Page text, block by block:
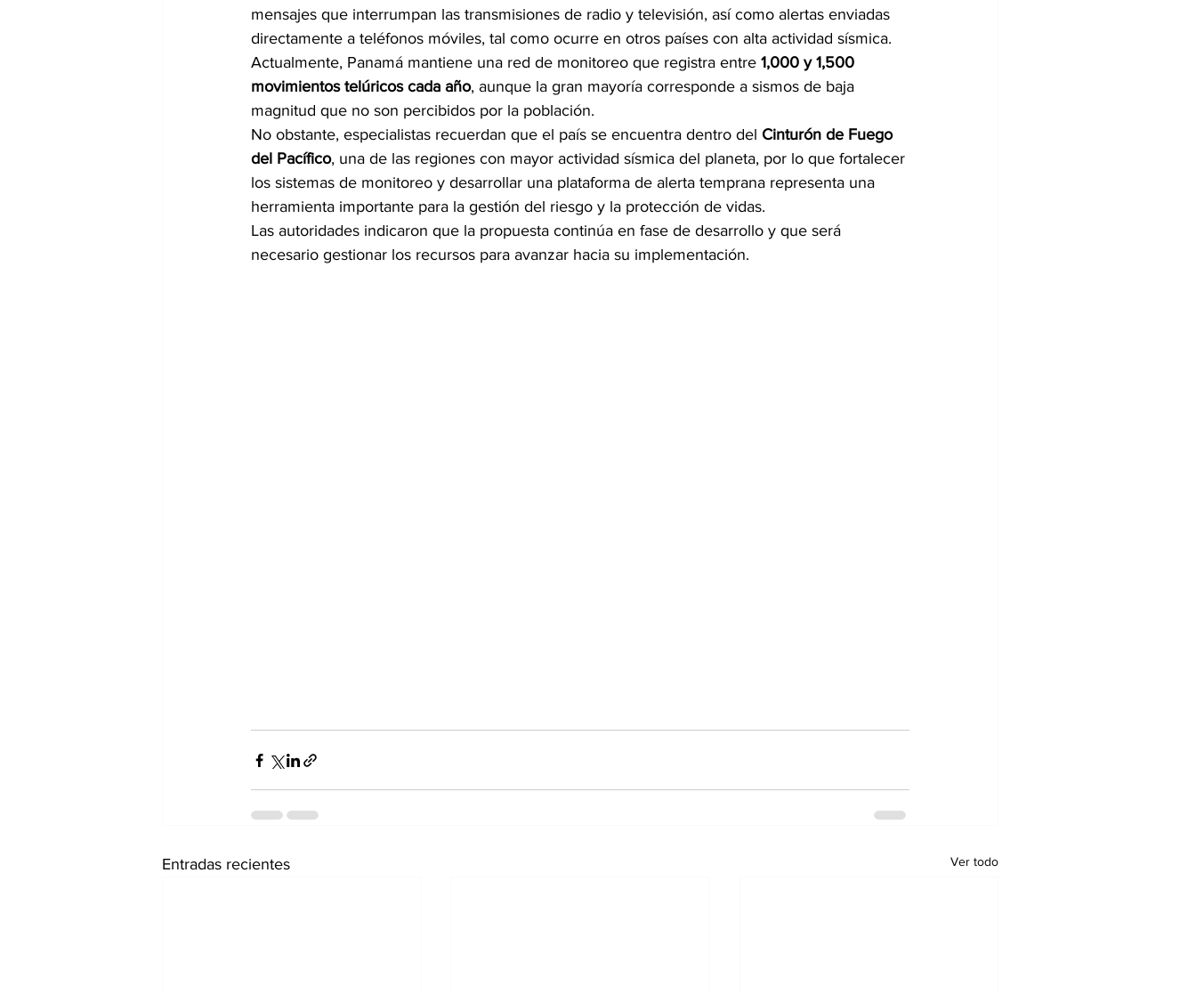
mensajes que interrumpan las transmisiones de radio y televisión, así como alertas enviadas
directamente a teléfonos móviles, tal como ocurre en otros países con alta actividad sísmica.
Actualmente, Panamá mantiene una red de monitoreo que registra entre 1,000 y 1,500
movimientos telúricos cada año, aunque la gran mayoría corresponde a sismos de baja
magnitud que no son percibidos por la población.
No obstante, especialistas recuerdan que el país se encuentra dentro del Cinturón de Fuego
del Pacífico, una de las regiones con mayor actividad sísmica del planeta, por lo que fortalecer
los sistemas de monitoreo y desarrollar una plataforma de alerta temprana representa una
herramienta importante para la gestión del riesgo y la protección de vidas.
Las autoridades indicaron que la propuesta continúa en fase de desarrollo y que será
necesario gestionar los recursos para avanzar hacia su implementación.
Entradas recientes Ver todo